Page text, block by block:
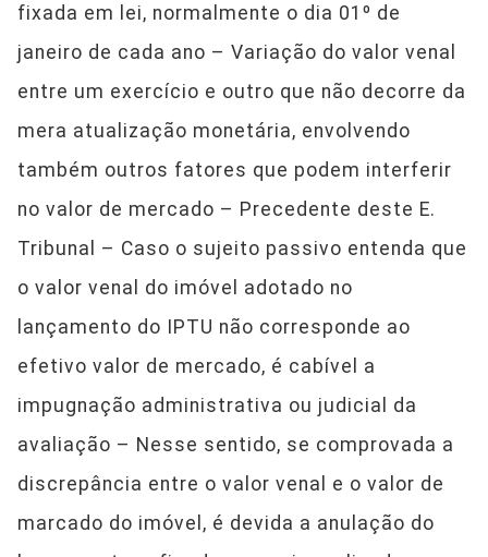
fixada em lei, normalmente o dia 01º de
janeiro de cada ano – Variação do valor venal
entre um exercício e outro que não decorre da
mera atualização monetária, envolvendo
também outros fatores que podem interferir
no valor de mercado – Precedente deste E.
Tribunal – Caso o sujeito passivo entenda que
o valor venal do imóvel adotado no
lançamento do IPTU não corresponde ao
efetivo valor de mercado, é cabível a
impugnação administrativa ou judicial da
avaliação – Nesse sentido, se comprovada a
discrepância entre o valor venal e o valor de
marcado do imóvel, é devida a anulação do